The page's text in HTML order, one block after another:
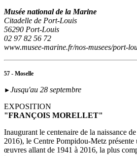
Musée national de la Marine
Citadelle de Port-Louis
56290 Port-Louis
02 97 82 56 72
www.musee-marine.fr/nos-musees/port-
57 - Moselle
► Jusqu'au 28 septembre
EXPOSITION
"FRANÇOIS MORELLET"
Inaugurant le centenaire de la naissance
2016), le Centre Pompidou-Metz présente
œuvres allant de 1941 à 2016, la plus